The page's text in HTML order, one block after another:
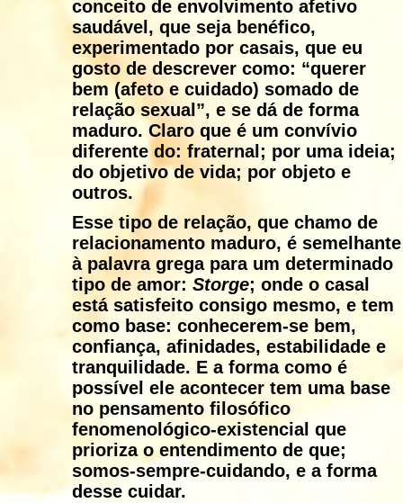
conceito de envolvimento afetivo
saudável, que seja benéfico,
experimentado por casais, que eu
gosto de descrever como: “querer
bem (afeto e cuidado) somado de
relação sexual”, e se dá de forma
maduro. Claro que é um convívio
diferente do: fraternal; por uma ideia;
do objetivo de vida; por objeto e
outros.
Esse tipo de relação, que chamo de
relacionamento maduro, é semelhante
à palavra grega para um determinado
tipo de amor: Storge; onde o casal
está satisfeito consigo mesmo, e tem
como base: conhecerem-se bem,
confiança, afinidades, estabilidade e
tranquilidade. E a forma como é
possível ele acontecer tem uma base
no pensamento filosófico
fenomenológico-existencial que
prioriza o entendimento de que;
somos-sempre-cuidando, e a forma
desse cuidar.